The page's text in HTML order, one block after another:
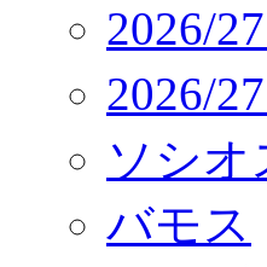
2026/
2026/
ソシオ
バモス